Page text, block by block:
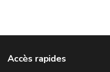
Accès rapides